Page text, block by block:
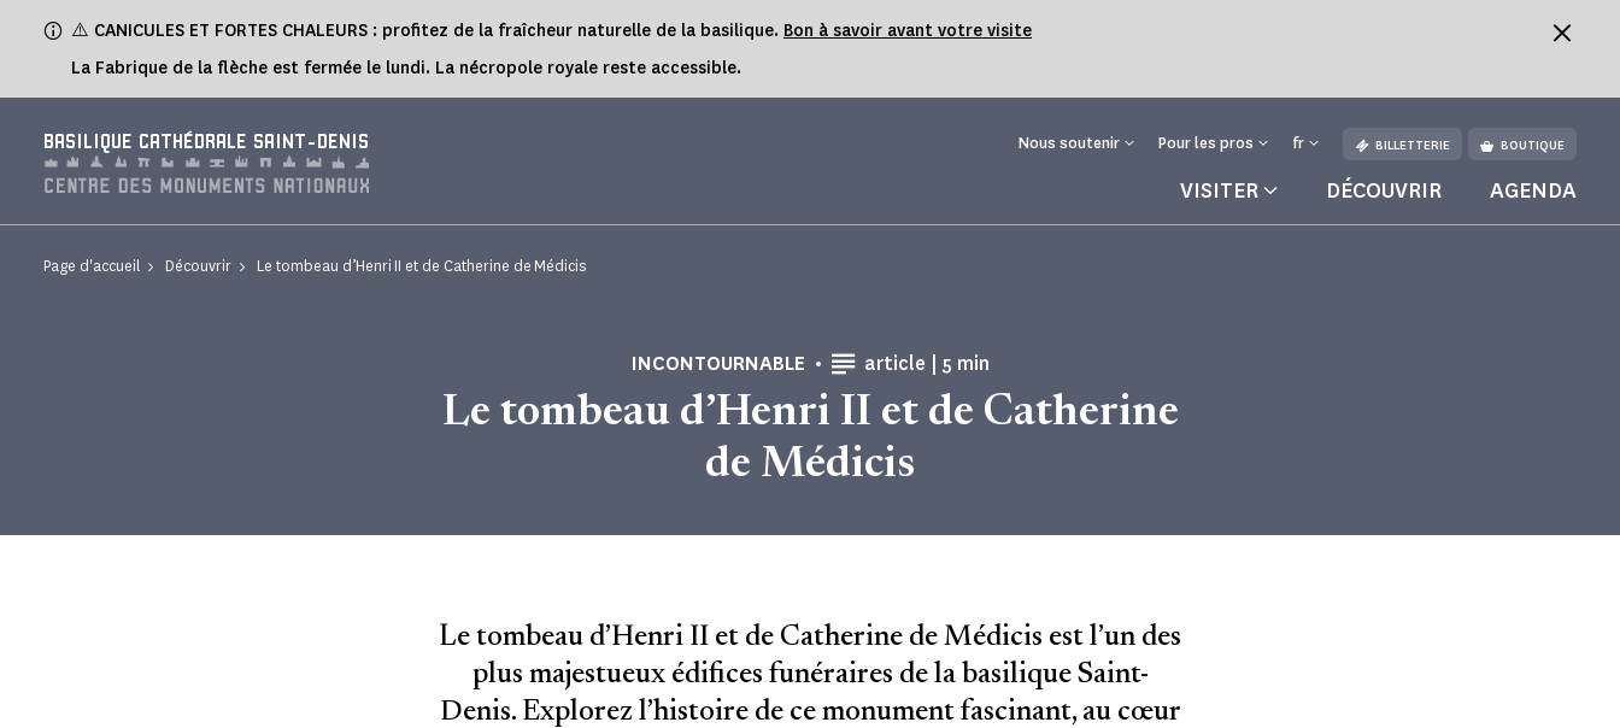
⚠️ CANICULES ET FORTES CHALEURS : profitez de la fraîcheur naturelle de la basilique. Bon à savoir avant votre visite
La Fabrique de la flèche est fermée le lundi. La nécropole royale reste accessible.
BASILIQUE CATHÉDRALE SAINT-DENIS Nous soutenir Pour les pros fr BILLETTERIE BOUTIQUE
VISITER DÉCOUVRIR AGENDA
Page d'accueil Découvrir Le tombeau d’Henri II et de Catherine de Médicis
INCONTOURNABLE article | Temps de Lecture
5 min
Le tombeau d’Henri II et de Catherine
de Médicis
Le tombeau d’Henri II et de Catherine de Médicis est l’un des
plus majestueux édifices funéraires de la basilique Saint-
Denis. Explorez l’histoire de ce monument fascinant, au cœur